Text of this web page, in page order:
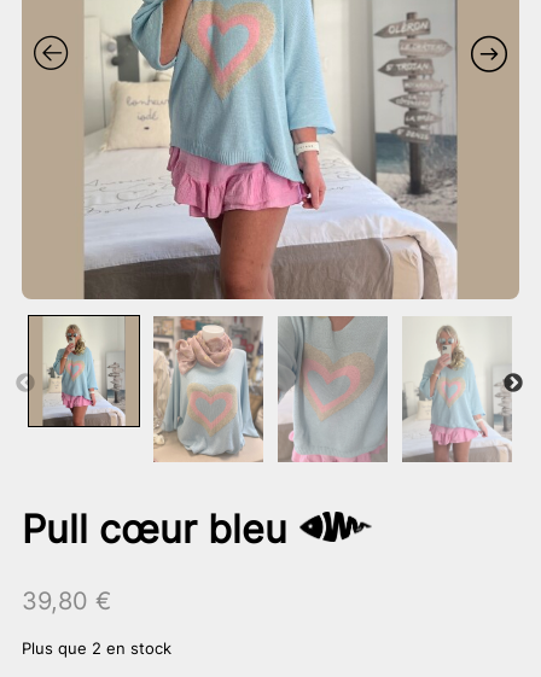
Pull cœur bleu
39,80 €
Plus que 2 en stock